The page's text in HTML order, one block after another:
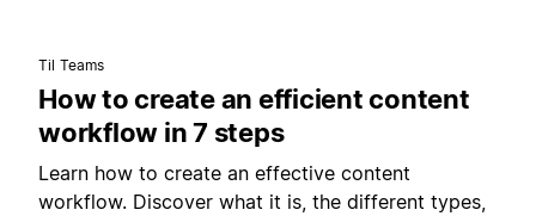
Til Teams
How to create an efficient content
workflow in 7 steps
Learn how to create an effective content
workflow. Discover what it is, the different types,